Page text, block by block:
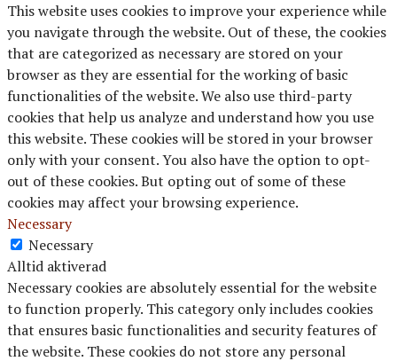
This website uses cookies to improve your experience while
you navigate through the website. Out of these, the cookies
that are categorized as necessary are stored on your
browser as they are essential for the working of basic
functionalities of the website. We also use third-party
cookies that help us analyze and understand how you use
this website. These cookies will be stored in your browser
only with your consent. You also have the option to opt-
out of these cookies. But opting out of some of these
cookies may affect your browsing experience.
Necessary
Necessary
Alltid aktiverad
Necessary cookies are absolutely essential for the website
to function properly. This category only includes cookies
that ensures basic functionalities and security features of
the website. These cookies do not store any personal